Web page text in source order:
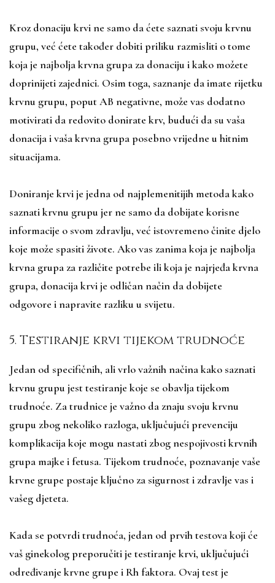
Kroz donaciju krvi ne samo da ćete saznati svoju krvnu
grupu, već ćete također dobiti priliku razmisliti o tome
koja je najbolja krvna grupa za donaciju i kako možete
doprinijeti zajednici. Osim toga, saznanje da imate rijetku
krvnu grupu, poput AB negativne, može vas dodatno
motivirati da redovito donirate krv, budući da su vaša
donacija i vaša krvna grupa posebno vrijedne u hitnim
situacijama.
Doniranje krvi je jedna od najplemenitijih metoda kako
saznati krvnu grupu jer ne samo da dobijate korisne
informacije o svom zdravlju, već istovremeno činite djelo
koje može spasiti živote. Ako vas zanima koja je najbolja
krvna grupa za različite potrebe ili koja je najrjeđa krvna
grupa, donacija krvi je odličan način da dobijete
odgovore i napravite razliku u svijetu.
5. Testiranje krvi tijekom trudnoće
Jedan od specifičnih, ali vrlo važnih načina kako saznati
krvnu grupu jest testiranje koje se obavlja tijekom
trudnoće. Za trudnice je važno da znaju svoju krvnu
grupu zbog nekoliko razloga, uključujući prevenciju
komplikacija koje mogu nastati zbog nespojivosti krvnih
grupa majke i fetusa. Tijekom trudnoće, poznavanje vaše
krvne grupe postaje ključno za sigurnost i zdravlje vas i
vašeg djeteta.
Kada se potvrdi trudnoća, jedan od prvih testova koji će
vaš ginekolog preporučiti je testiranje krvi, uključujući
određivanje krvne grupe i Rh faktora. Ovaj test je